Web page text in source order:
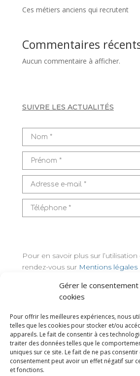
Gérer le consentement
cookies
Pour offrir les meilleures expériences, nous
telles que les cookies pour stocker et/ou
appareils. Le fait de consentir à ces
traiter des données telles que le
uniques sur ce site. Le fait de ne pas
consentement peut avoir un effet négatif sur
et fonctions.
Ces métiers anciens qui recrutent
Commentaires
Aucun commentaire à afficher.
SUIVRE LES ACTUALITÉS
Pour en savoir plus sur
rendez-vous sur Mentions légales